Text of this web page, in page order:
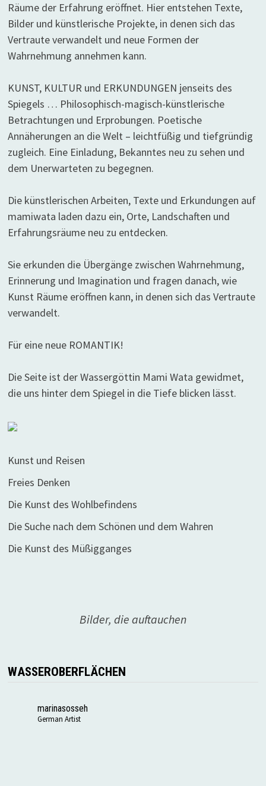
Räume der Erfahrung eröffnet. Hier entstehen Texte,
Bilder und künstlerische Projekte, in denen sich das
Vertraute verwandelt und neue Formen der
Wahrnehmung annehmen kann.
KUNST, KULTUR und ERKUNDUNGEN jenseits des
Spiegels … Philosophisch-magisch-künstlerische
Betrachtungen und Erprobungen. Poetische
Annäherungen an die Welt – leichtfüßig und tiefgründig
zugleich. Eine Einladung, Bekanntes neu zu sehen und
dem Unerwarteten zu begegnen.
Die künstlerischen Arbeiten, Texte und Erkundungen auf
mamiwata laden dazu ein, Orte, Landschaften und
Erfahrungsräume neu zu entdecken.
Sie erkunden die Übergänge zwischen Wahrnehmung,
Erinnerung und Imagination und fragen danach, wie
Kunst Räume eröffnen kann, in denen sich das Vertraute
verwandelt.
Für eine neue ROMANTIK!
Die Seite ist der Wassergöttin Mami Wata gewidmet,
die uns hinter dem Spiegel in die Tiefe blicken lässt.
Kunst und Reisen
Freies Denken
Die Kunst des Wohlbefindens
Die Suche nach dem Schönen und dem Wahren
Die Kunst des Müßigganges
Bilder, die auftauchen
WASSEROBERFLÄCHEN
marinasosseh
German Artist